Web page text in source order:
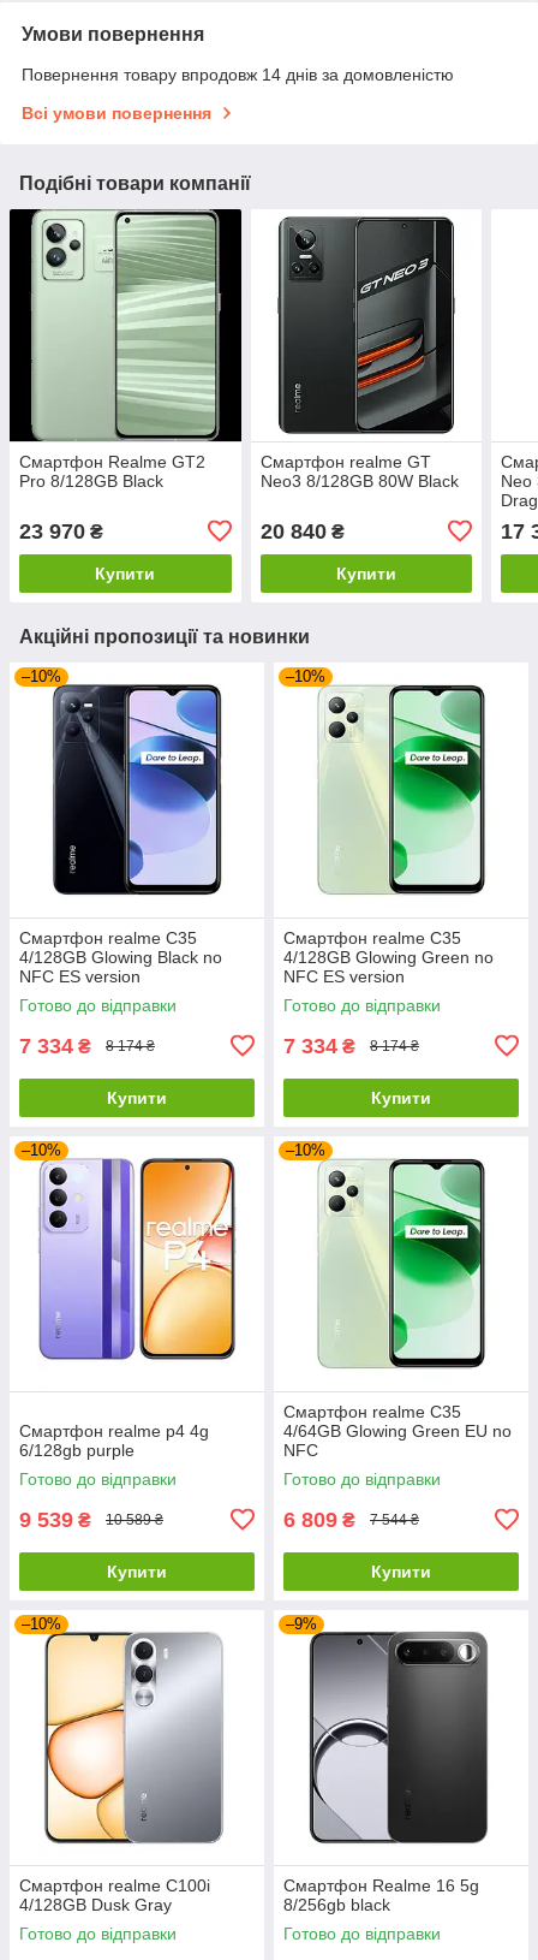
Умови повернення
Повернення товару впродовж 14 днів за домовленістю
Всі умови повернення
Подібні товари компанії
Смартфон Realme GT2
Pro 8/128GB Black
23 970 ₴
Купити
Смартфон realme GT
Neo3 8/128GB 80W Black
20 840₴
Купити
Neo
17
Акційні пропозиції та новинки
–10%
Смартфон realme C35
4/128GB Glowing Black no
NFC ES version
Готово до відправки
7 334 ₴ 8 174 ₴
Купити
–10%
Смартфон realme C35
4/128GB Glowing Green no
NFC ES version
Готово до відправки
7 334 ₴ 8 174 ₴
Купити
–10%
Смартфон realme p4 4g
6/128gb purple
Готово до відправки
9 539 ₴ 10 589 ₴
Купити
–10%
Смартфон realme C35
4/64GB Glowing Green EU no
NFC
Готово до відправки
6 809 ₴ 7 544 ₴
Купити
–10%
Смартфон realme C100i
4/128GB Dusk Gray
Готово до відправки
–9%
Смартфон Realme 16 5g
8/256gb black
Готово до відправки